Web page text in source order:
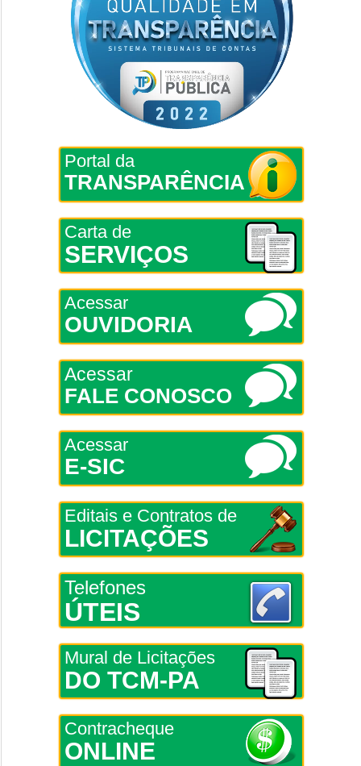
Portal da
TRANSPARÊNCIA
Carta de
SERVIÇOS
Acessar
OUVIDORIA
Acessar
FALE CONOSCO
Acessar
E-SIC
Editais e Contratos de
LICITAÇÕES
Telefones
ÚTEIS
Mural de Licitações
DO TCM-PA
Contracheque
ONLINE